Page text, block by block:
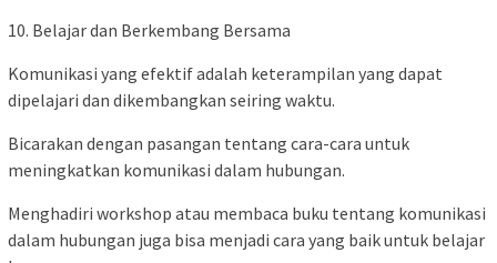
10. Belajar dan Berkembang Bersama
Komunikasi yang efektif adalah keterampilan yang dapat
dipelajari dan dikembangkan seiring waktu.
Bicarakan dengan pasangan tentang cara-cara untuk
meningkatkan komunikasi dalam hubungan.
Menghadiri workshop atau membaca buku tentang komunikasi
dalam hubungan juga bisa menjadi cara yang baik untuk belajar